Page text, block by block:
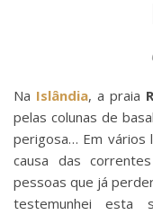
Na Islândia, a praia
pelas colunas de
perigosa… Em vários
causa das
pessoas que já
testemunhei esta